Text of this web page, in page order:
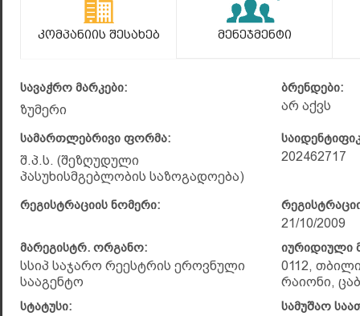
Კომპანიის Შესახებ Მენეჯმენტი
სავაჭრო მარკები:
ზუმერი
ბრენდები:
არ აქვს
სამართლებრივი ფორმა:
შ.პ.ს. (შეზღუდული
პასუხისმგებლობის საზოგადოება)
202462717
რეგისტრაციის ნომერი:
21/10/2009
მარეგისტრ. ორგანო:
სსიპ საჯარო რეესტრის ეროვნული
სააგენტო
იურიდიული
0112,
რაიონი,
სტატუსი: სამუშაო